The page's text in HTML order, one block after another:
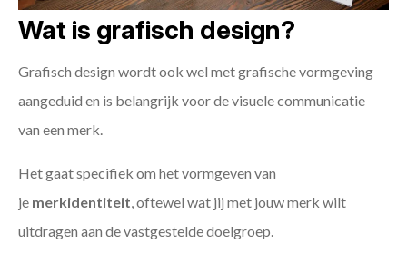
Wat is grafisch design?
Grafisch design wordt ook wel met grafische vormgeving
aangeduid en is belangrijk voor de visuele communicatie
van een merk.
Het gaat specifiek om het vormgeven van
je merkidentiteit , oftewel wat jij met jouw merk wilt
uitdragen aan de vastgestelde doelgroep.